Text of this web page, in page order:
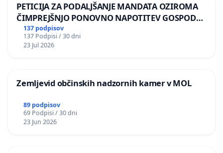
PETICIJA ZA PODALJŠANJE MANDATA OZIROMA
ČIMPREJŠNJO PONOVNO NAPOTITEV GOSPODA
BERNARDA ŠRAJNERJA NA VELEPOSLANIŠTVO
REPUBLIKE SLOVENIJE V MOSKVI
137 podpisov
137 Podpisi / 30 dni
23 Jul 2026
Zemljevid občinskih nadzornih kamer v MOL
89 podpisov
69 Podpisi / 30 dni
23 Jun 2026